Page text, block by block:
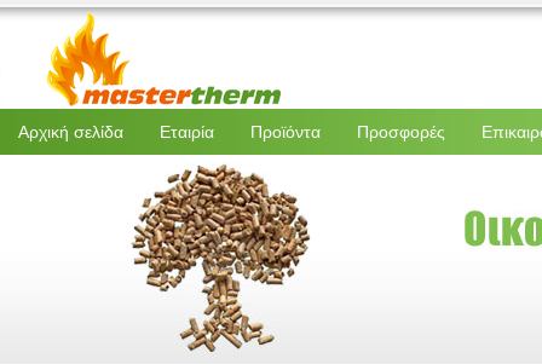
Αρχική σελίδα Εταιρία Προϊόντα Προσφορές